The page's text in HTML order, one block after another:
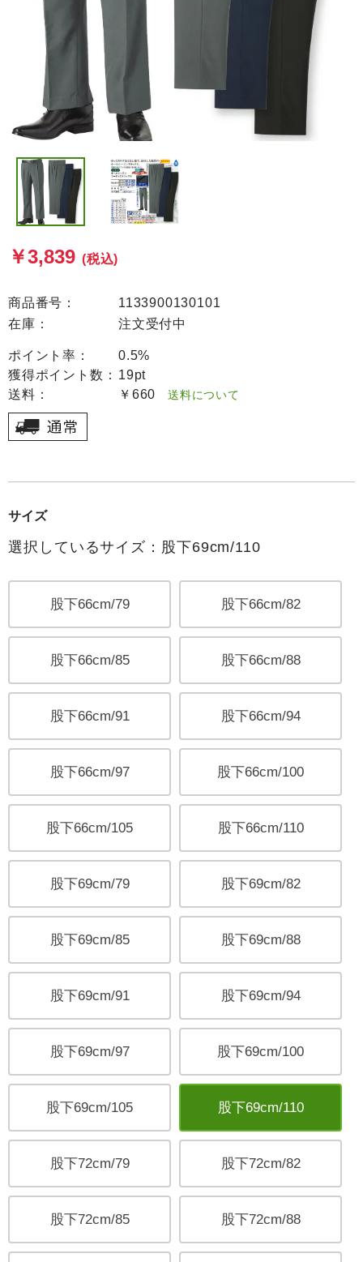
￥3,839 (税込)
商品番号：
1133900130101
在庫：
注文受付中
ポイント率：
0.5%
獲得ポイント数： 19pt
送料：
￥660 送料について
サイズ
選択しているサイズ：股下69cm/110
股下66cm/79 股下66cm/82
股下66cm/85 股下66cm/88
股下66cm/91 股下66cm/94
股下66cm/97 股下66cm/100
股下66cm/105 股下66cm/110
股下69cm/79 股下69cm/82
股下69cm/85 股下69cm/88
股下69cm/91 股下69cm/94
股下69cm/97 股下69cm/100
股下69cm/105 股下69cm/110
股下72cm/79 股下72cm/82
股下72cm/85 股下72cm/88